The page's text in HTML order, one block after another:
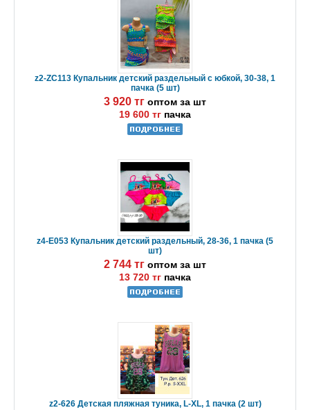
z2-ZC113 Купальник детский раздельный с юбкой, 30-38, 1
пачка (5 шт)
3 920 тг оптом за шт
19 600 тг пачка
z4-E053 Купальник детский раздельный, 28-36, 1 пачка (5
шт)
2 744 тг оптом за шт
13 720 тг пачка
z2-626 Детская пляжная туника, L-XL, 1 пачка (2 шт)